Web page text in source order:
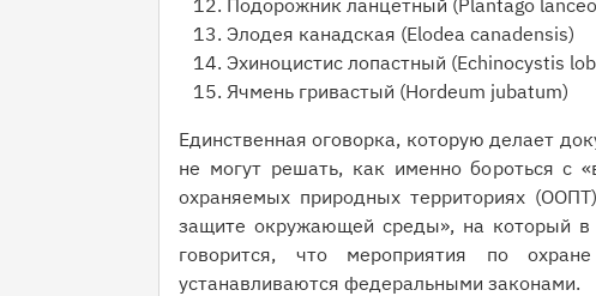
Подорожник ланцетный (Plantago
Элодея канадская (Elodea canadensis)
Эхиноцистис лопастный (Echinocystis
Ячмень гривастый (Hordeum jubatum)
Единственная оговорка, которую делает
не могут решать, как именно бороться с
охраняемых природных территориях
защите окружающей среды», на который в
говорится, что мероприятия по
устанавливаются федеральными законами.